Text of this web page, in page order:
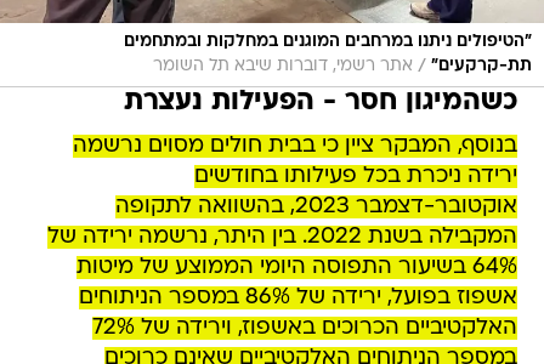
"הטיפולים ניתנו במרחבים המוגנים במחלקות ובמתחמים
תת-קרקעים" / אתר רשמי, דוברות שיבא תל השומר
כשהמיגון חסר - הפעילות נעצרת
בנוסף, המבקר ציין כי בבית חולים מסוים נרשמה
ירידה ניכרת בכל פעילותו בחודשים
אוקטובר-דצמבר 2023, בהשוואה לתקופה
המקבילה בשנת 2022. בין היתר, נרשמה ירידה של
64% בשיעור התפוסה היומי הממוצע של מיטות
אשפוז בפועל, ירידה של 86% במספר הניתוחים
האלקטיביים הכרוכים באשפוז, וירידה של 72%
במספר הניתוחים האלקטיביים שאינם כרוכים